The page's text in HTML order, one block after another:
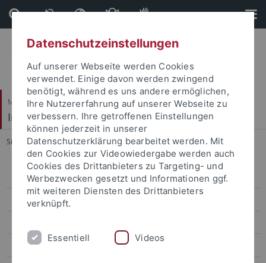
Direkt
zum
Inhalt
Direkt
zur
Fußleiste
Mathematisch-Naturwissenschaftliche Fakultät
Institut für Evolution und Ökologie
Sie sind hier: Startseite ... Station
Gruppe
AG Renz
Zoologische Schausammlung
Datenschutzeinstellungen
Auf unserer Webseite werden Cookies
verwendet. Einige davon werden zwingend
benötigt, während es uns andere ermöglichen,
Ihre Nutzererfahrung auf unserer Webseite zu
verbessern. Ihre getroffenen Einstellungen
können jederzeit in unserer
Datenschutzerklärung bearbeitet werden. Mit
den Cookies zur Videowiedergabe werden auch
Cookies des Drittanbieters zu Targeting- und
Werbezwecken gesetzt und Informationen ggf.
mit weiteren Diensten des Drittanbieters
verknüpft.
Essentiell Videos